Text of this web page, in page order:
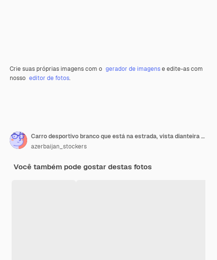
Crie suas próprias imagens com o gerador de imagense edite-as com
nosso editor de fotos.
Carro desportivo branco que está na estrada, vista dianteira do cupê.
azerbaijan_stockers
Você também pode gostar destas fotos